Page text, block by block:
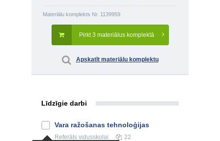
Materiālu komplekts Nr. 1139959
Pirkt 3 materiālus komplektā
Apskatīt materiālu komplektu
Līdzīgie darbi
Vara ražošanas tehnoloģijas
Referāts vidusskolai 22